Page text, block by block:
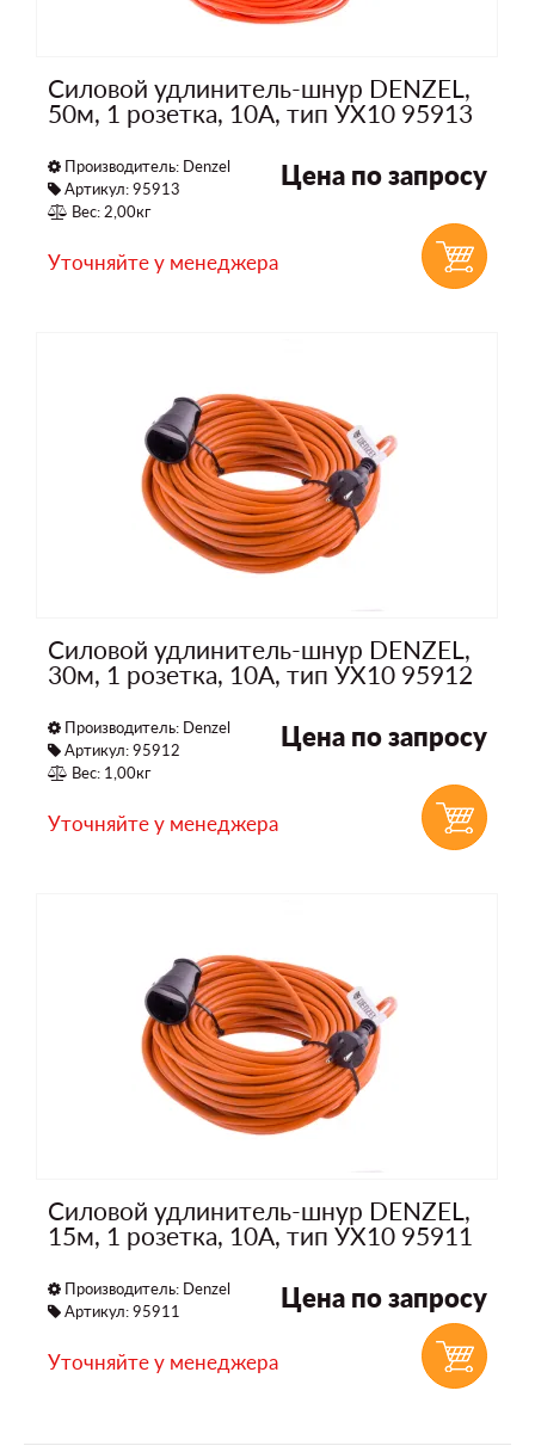
Силовой удлинитель-шнур DENZEL,
50м, 1 розетка, 10A, тип УХ10 95913
Производитель: Denzel
Артикул: 95913
Вес: 2,00кг
Цена по запросу
Уточняйте у менеджера
Силовой удлинитель-шнур DENZEL,
30м, 1 розетка, 10A, тип УХ10 95912
Производитель: Denzel
Артикул: 95912
Вес: 1,00кг
Цена по запросу
Уточняйте у менеджера
Силовой удлинитель-шнур DENZEL,
15м, 1 розетка, 10A, тип УХ10 95911
Производитель: Denzel
Артикул: 95911
Цена по запросу
Уточняйте у менеджера